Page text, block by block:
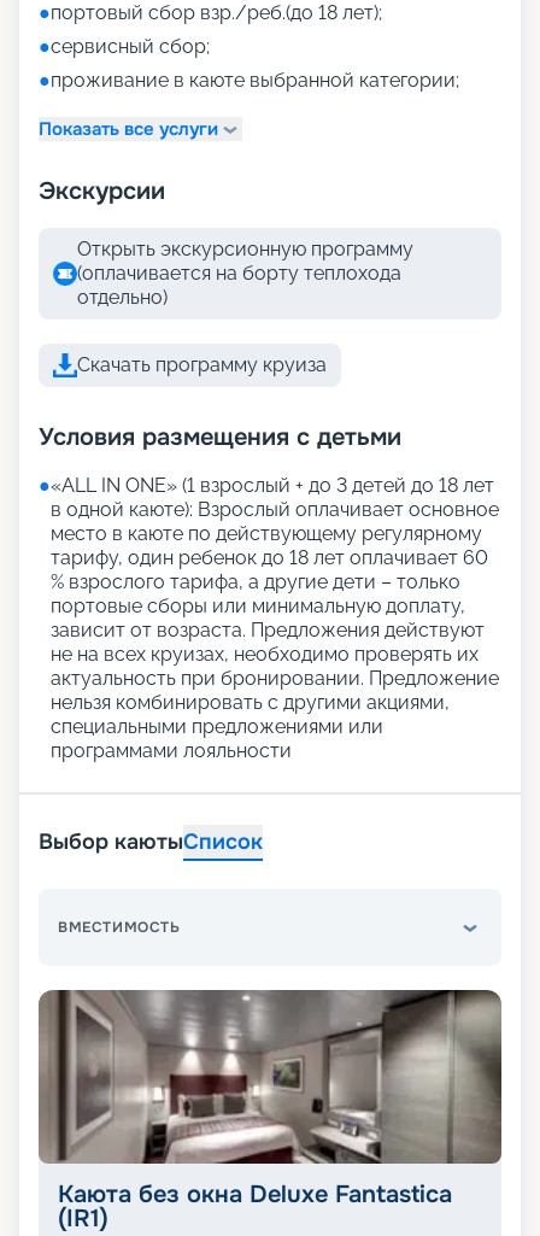
●портовый сбор взр./реб.(до 18 лет);
●сервисный сбор;
●проживание в каюте выбранной категории;
Показать все услуги
Экскурсии
Открыть экскурсионную программу
(оплачивается на борту теплохода
отдельно)
Скачать программу круиза
Условия размещения с детьми
●«АLL IN ONE» (1 взрослый + до 3 детей до 18 лет
в одной каюте): Взрослый оплачивает основное
место в каюте по действующему регулярному
тарифу, один ребенок до 18 лет оплачивает 60
% взрослого тарифа, а другие дети – только
портовые сборы или минимальную доплату,
зависит от возраста. Предложения действуют
не на всех круизах, необходимо проверять их
актуальность при бронировании. Предложение
нельзя комбинировать с другими акциями,
специальными предложениями или
программами лояльности
Выбор каютыСписок
ВМЕСТИМОСТЬ
Каюта без окна Deluxe Fantastica
(IR1)